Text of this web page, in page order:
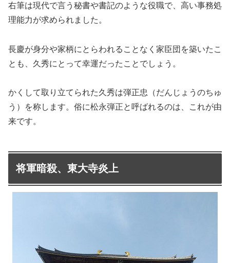
右筆は現代で言う秘書や書記のような役職で、高い事務処
理能力が求められました。
長慶が身分や家柄にとらわれることなく家臣団を築いたこ
とも、久秀にとって幸運だったことでしょう。
かくして取り立てられた久秀は弾正忠（だんじょうのちゅ
う）を称します。俗に松永弾正と呼ばれるのは、これが由
来です。
将軍暗殺、東大寺炎上